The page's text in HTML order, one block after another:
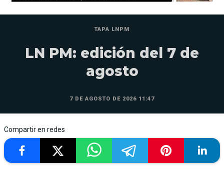
TAPA LNPM
LN PM: edición del 7 de
agosto
7 DE AGOSTO DE 2026 11:47
Compartir en redes